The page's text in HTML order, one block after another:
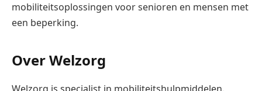
mobiliteitsoplossingen voor senioren en mensen met
een beperking.
Over Welzorg
Welzorg is specialist in mobiliteitshulpmiddelen,